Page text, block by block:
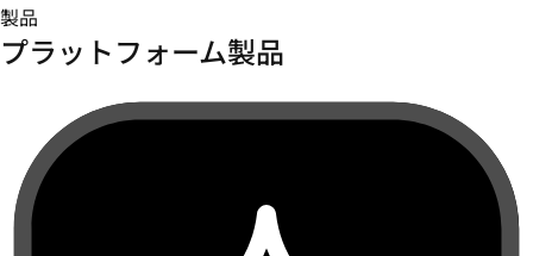
製品
プラットフォーム製品